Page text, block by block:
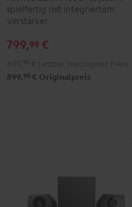
3
Schwarz
3
Weiß
spielfertig mit integriertem
Verstärker
799,99 €
899, 99 € Originalpreis